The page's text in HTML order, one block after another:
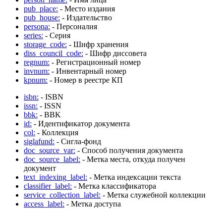
pub_place: - Место издания
pub_house: - Издательство
persona: - Персоналия
series: - Серия
storage_code: - Шифр хранения
diss_council_code: - Шифр диссовета
regnum: - Регистрационный номер
invnum: - Инвентарный номер
kpnum: - Номер в реестре КП
isbn: - ISBN
issn: - ISSN
bbk: - BBK
id: - Идентификатор документа
col: - Коллекция
siglafund: - Сигла-фонд
doc_source_var: - Способ получения документа
doc_source_label: - Метка места, откуда получен
документ
text_indexing_label: - Метка индексации текста
classifier_label: - Метка классификатора
service_collection_label: - Метка служебной коллекции
access_label: - Метка доступа